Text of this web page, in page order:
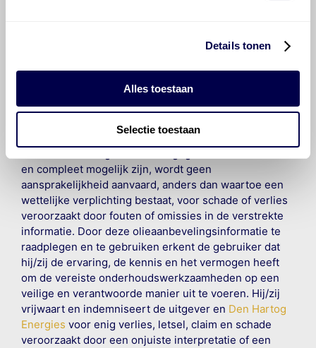
Details tonen
Alles toestaan
Selectie toestaan
gereproduceerd, opgeslagen in een database of op
andere manieren worden overgedragen zonder
voorafgaande schriftelijke toestemming van Olyslager
en compleet mogelijk zijn, wordt geen
aansprakelijkheid aanvaard, anders dan waartoe een
wettelijke verplichting bestaat, voor schade of verlies
veroorzaakt door fouten of omissies in de verstrekte
informatie. Door deze olieaanbevelingsinformatie te
raadplegen en te gebruiken erkent de gebruiker dat
hij/zij de ervaring, de kennis en het vermogen heeft
om de vereiste onderhoudswerkzaamheden op een
veilige en verantwoorde manier uit te voeren. Hij/zij
vrijwaart en indemniseert de uitgever en Den Hartog
Energies voor enig verlies, letsel, claim en schade
veroorzaakt door een onjuiste interpretatie of een